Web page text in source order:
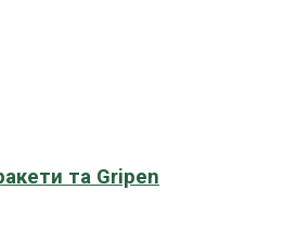
та Gripen